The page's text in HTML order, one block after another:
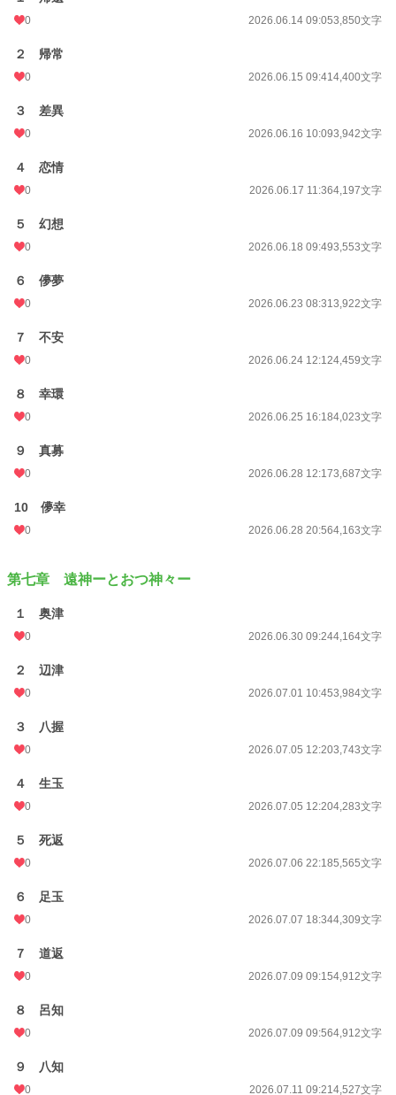
0 2026.06.14 09:053,850文字
２ 帰常
0 2026.06.15 09:414,400文字
３ 差異
0 2026.06.16 10:093,942文字
４ 恋情
0 2026.06.17 11:364,197文字
５ 幻想
0 2026.06.18 09:493,553文字
６ 儚夢
0 2026.06.23 08:313,922文字
７ 不安
0 2026.06.24 12:124,459文字
８ 幸環
0 2026.06.25 16:184,023文字
９ 真募
0 2026.06.28 12:173,687文字
10 儚幸
0 2026.06.28 20:564,163文字
第七章 遠神ーとおつ神々ー
１ 奥津
0 2026.06.30 09:244,164文字
２ 辺津
0 2026.07.01 10:453,984文字
３ 八握
0 2026.07.05 12:203,743文字
４ 生玉
0 2026.07.05 12:204,283文字
５ 死返
0 2026.07.06 22:185,565文字
６ 足玉
0 2026.07.07 18:344,309文字
７ 道返
0 2026.07.09 09:154,912文字
８ 呂知
0 2026.07.09 09:564,912文字
９ 八知
0 2026.07.11 09:214,527文字